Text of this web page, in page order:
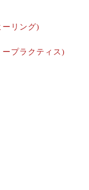
ーリング)
プラクティス)